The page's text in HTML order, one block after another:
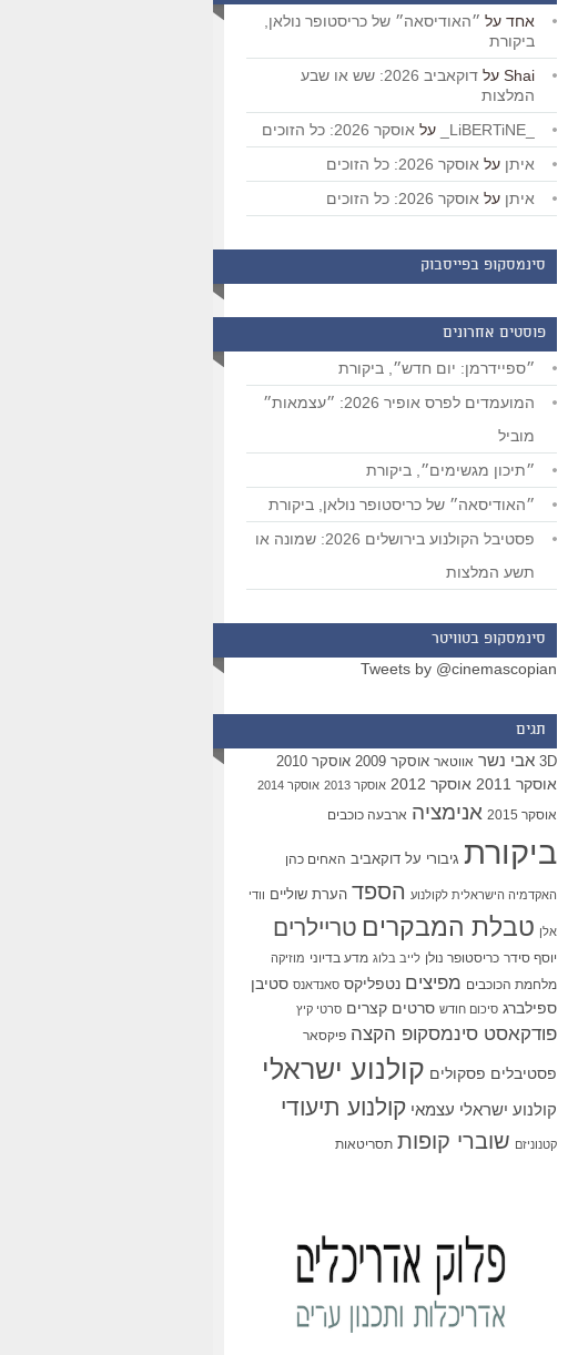
אחד על ״האודיסאה״ של כריסטופר נולאן,
ביקורת
Shai על
דוקאביב 2026: שש או שבע
המלצות
על אוסקר 2026: כל הזוכים
איתן על אוסקר 2026: כל הזוכים
איתן על אוסקר 2026: כל הזוכים
סינמסקופ בפייסבוק
פוסטים אחרונים
״ספיידרמן: יום חדש״, ביקורת
המועמדים לפרס אופיר 2026: ״עצמאות״
מוביל
״תיכון מגשימים״, ביקורת
״האודיסאה״ של כריסטופר נולאן, ביקורת
פסטיבל הקולנוע בירושלים 2026: שמונה או
תשע המלצות
סינמסקופ בטוויטר
Tweets by @cinemascopian
תגים
3D אבי נשר אווטאר אוסקר 2009 אוסקר 2010
אוסקר 2011 אוסקר 2012 אוסקר 2013 אוסקר 2014
אוסקר 2015 אנימציה ארבעה כוכבים
ביקורת גיבורי על דוקאביב האחים כהן
האקדמיה הישראלית לקולנוע הספד הערת שוליים וודי
אלן טבלת המבקרים טריילרים
יוסף סידר כריסטופר נולן לייב בלוג מדע בדיוני מוזיקה
מלחמת הכוכבים מפיצים נטפליקס סאנדאנס סטיבן
ספילברג סיכום חודש סרטים קצרים סרטי קיץ
פודקאסט סינמסקופ הקצה פיקסאר
פסטיבלים פסקולים קולנוע ישראלי
קולנוע ישראלי עצמאי קולנוע תיעודי
קטנוניזם שוברי קופות תסריטאות